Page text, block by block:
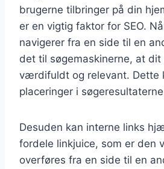
brugerne tilbringer på din
er en vigtig faktor for SEO.
navigerer fra en side til en
det til søgemaskinerne, at
værdifuldt og relevant. Dette
placeringer i
Desuden kan interne links
fordele linkjuice, som er den
overføres fra en side til en